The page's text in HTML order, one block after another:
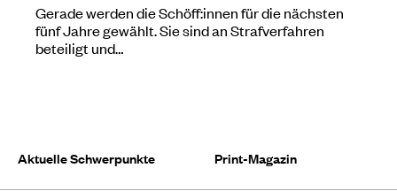
Gerade werden die Schöff:innen für die nächsten
fünf Jahre gewählt. Sie sind an Strafverfahren
beteiligt und…
Aktuelle Schwerpunkte Print-Magazin